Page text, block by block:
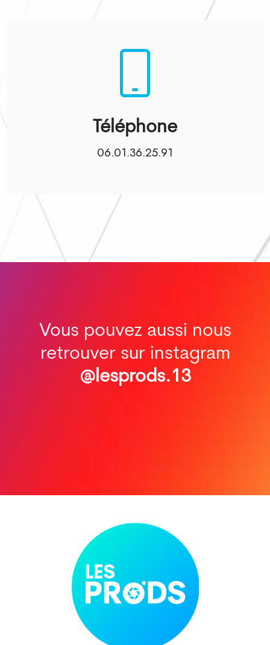
Téléphone
06.01.36.25.91
Vous pouvez aussi nous
retrouver sur instagram
@lesprods.13